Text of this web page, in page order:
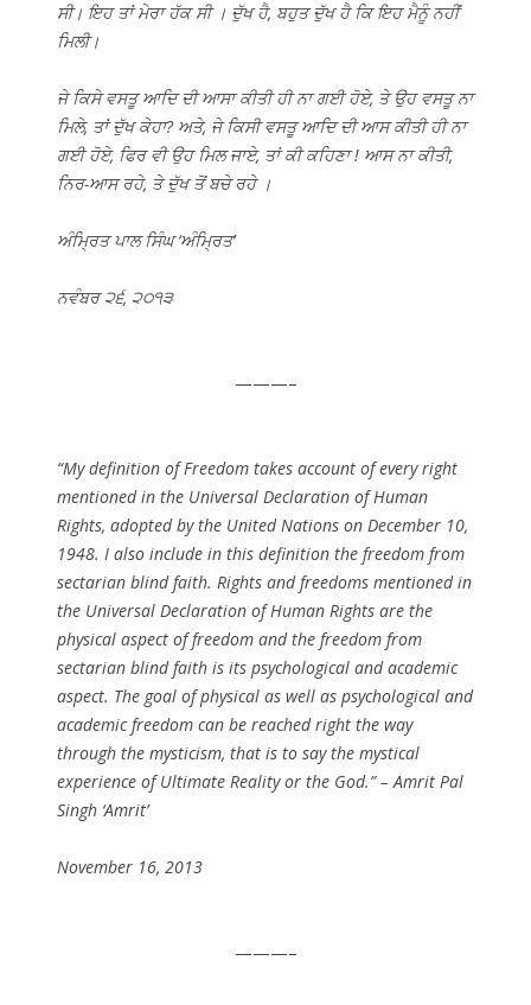
ਸੀ। ਇਹ ਤਾਂ ਮੇਰਾ ਹੱਕ ਸੀ । ਦੁੱਖ ਹੈ, ਬਹੁਤ ਦੁੱਖ ਹੈ ਕਿ ਇਹ ਮੈਨੂੰ ਨਹੀਂ
ਮਿਲੀ।
ਜੇ ਕਿਸੇ ਵਸਤੂ ਆਦਿ ਦੀ ਆਸਾ ਕੀਤੀ ਹੀ ਨਾ ਗਈ ਹੋਏ, ਤੇ ਉਹ ਵਸਤੂ ਨਾ
ਮਿਲੇ, ਤਾਂ ਦੁੱਖ ਕੇਹਾ? ਅਤੇ, ਜੇ ਕਿਸੀ ਵਸਤੂ ਆਦਿ ਦੀ ਆਸ ਕੀਤੀ ਹੀ ਨਾ
ਗਈ ਹੋਏ, ਫਿਰ ਵੀ ਉਹ ਮਿਲ ਜਾਏ, ਤਾਂ ਕੀ ਕਹਿਣਾ ! ਆਸ ਨਾ ਕੀਤੀ,
ਨਿਰ-ਆਸ ਰਹੇ, ਤੇ ਦੁੱਖ ਤੋਂ ਬਚੇ ਰਹੇ ।
ਅੰਮ੍ਰਿਤ ਪਾਲ ਸਿੰਘ ‘ਅੰਮ੍ਰਿਤ’
ਨਵੰਬਰ ੨੬, ੨੦੧੩
———–
“My definition of Freedom takes account of every right
mentioned in the Universal Declaration of Human
Rights, adopted by the United Nations on December 10,
1948. I also include in this definition the freedom from
sectarian blind faith. Rights and freedoms mentioned in
the Universal Declaration of Human Rights are the
physical aspect of freedom and the freedom from
sectarian blind faith is its psychological and academic
aspect. The goal of physical as well as psychological and
academic freedom can be reached right the way
through the mysticism, that is to say the mystical
experience of Ultimate Reality or the God.” – Amrit Pal
Singh ‘Amrit’
November 16, 2013
———–